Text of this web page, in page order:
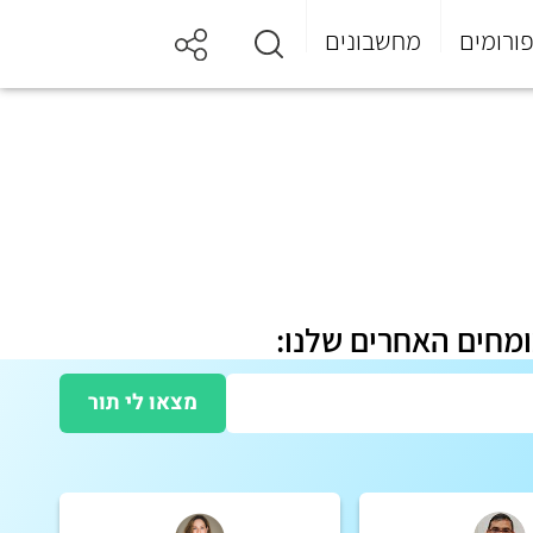
פורומים מחשבונים
האחרים שלנו:
מצאו לי תור